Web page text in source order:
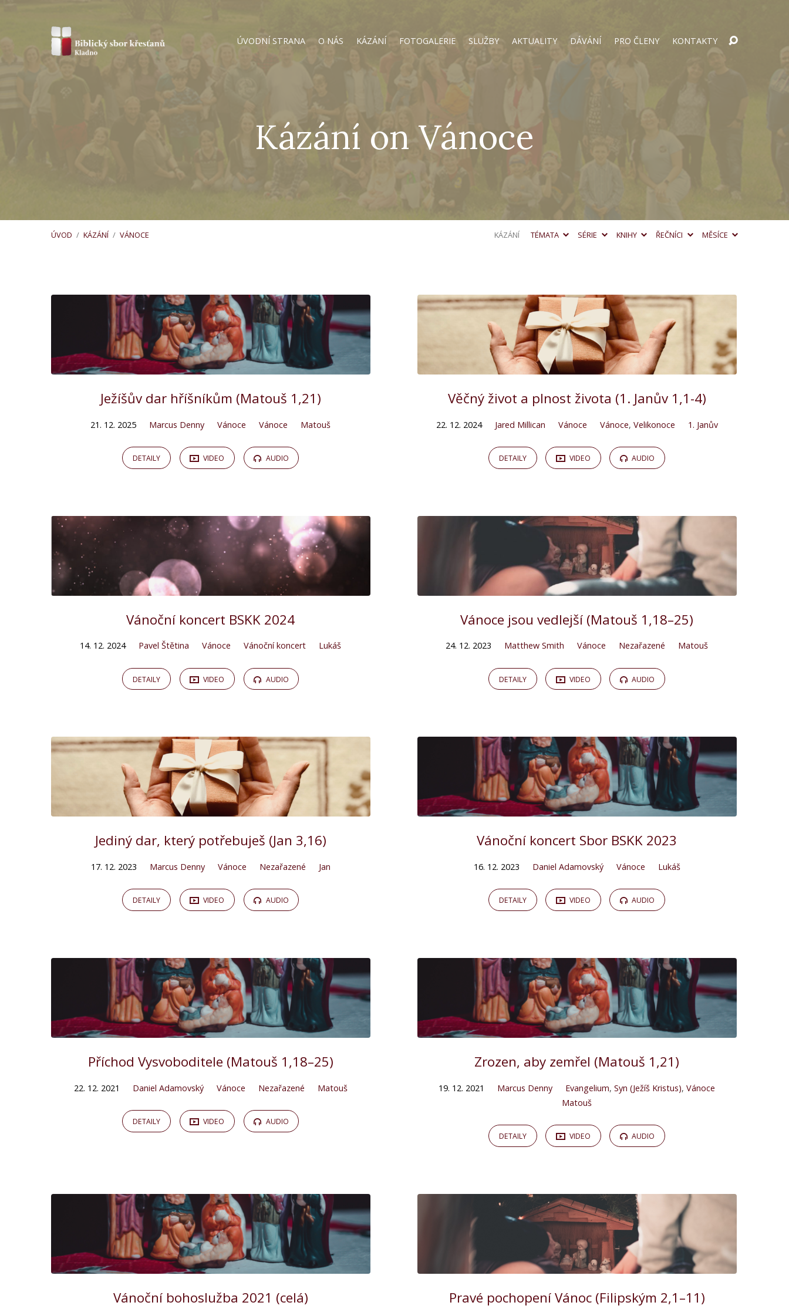
ÚVODNÍ STRANA O NÁS KÁZÁNÍ FOTOGALERIE SLUŽBY AKTUALITY DÁVÁNÍ PRO ČLENY KONTAKTY
Kázání on Vánoce
ÚVOD / KÁZÁNÍ / VÁNOCE KÁZÁNÍ TÉMATA SÉRIE KNIHY ŘEČNÍCI MĚSÍCE
Kázání
Vánoce
Ježíšův dar hříšníkům (Matouš 1,21)
21. 12. 2025 Marcus Denny Vánoce Vánoce Matouš
DETAILY VIDEO AUDIO
Věčný život a plnost života (1. Janův 1,1-4)
22. 12. 2024 Jared Millican Vánoce Vánoce, Velikonoce 1. Janův
DETAILY VIDEO AUDIO
Vánoční koncert BSKK 2024
14. 12. 2024 Pavel Štětina Vánoce Vánoční koncert Lukáš
DETAILY VIDEO AUDIO
Vánoce jsou vedlejší (Matouš 1,18–25)
24. 12. 2023 Matthew Smith Vánoce Nezařazené Matouš
DETAILY VIDEO AUDIO
Jediný dar, který potřebuješ (Jan 3,16)
17. 12. 2023 Marcus Denny Vánoce Nezařazené Jan
DETAILY VIDEO AUDIO
Vánoční koncert Sbor BSKK 2023
16. 12. 2023 Daniel Adamovský Vánoce Lukáš
DETAILY VIDEO AUDIO
Příchod Vysvoboditele (Matouš 1,18–25)
22. 12. 2021 Daniel Adamovský Vánoce Nezařazené Matouš
DETAILY VIDEO AUDIO
Zrozen, aby zemřel (Matouš 1,21)
19. 12. 2021 Marcus Denny Evangelium,Syn (Ježíš Kristus),Vánoce
Matouš
DETAILY VIDEO AUDIO
Vánoční bohoslužba 2021 (celá) Pravé pochopení Vánoc (Filipským 2,1–11)